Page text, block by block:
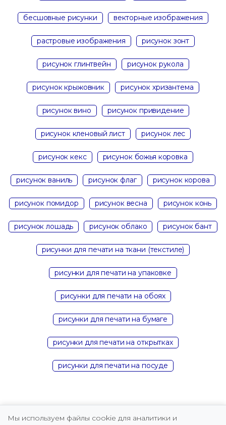
бесшовные рисунки векторные изображения
растровые изображения рисунок зонт
рисунок глинтвейн рисунок рукола
рисунок крыжовник рисунок хризантема
рисунок вино рисунок привидение
рисунок кленовый лист рисунок лес
рисунок кекс рисунок божья коровка
рисунок ваниль рисунок флаг рисунок корова
рисунок помидор рисунок весна рисунок конь
рисунок лошадь рисунок облако рисунок бант
рисунки для печати на ткани (текстиле)
рисунки для печати на упаковке
рисунки для печати на обоях
рисунки для печати на бумаге
рисунки для печати на открытках
рисунки для печати на посуде
Мы используем файлы cookie для аналитики и